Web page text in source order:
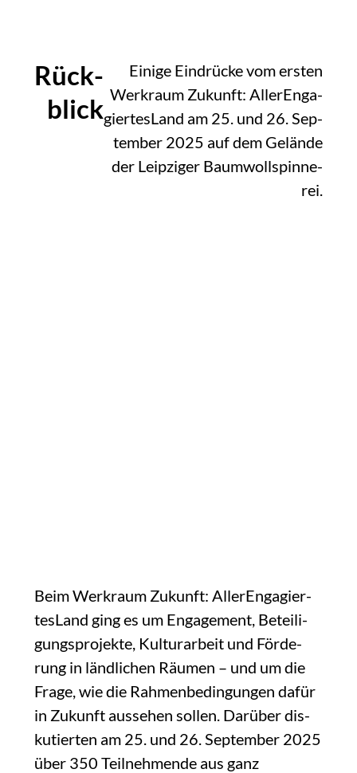
Rück­
blick
Eini­ge Ein­drü­cke vom ers­ten
Werk­raum Zukunft: Aller­En­ga­
gier­tes­Land am 25. und 26. Sep­
tem­ber 2025 auf dem Gelän­de
der Leip­zi­ger Baum­woll­spin­ne­
rei.
Beim Werk­raum Zukunft: Aller­En­ga­gier­
tes­Land ging es um Enga­ge­ment, Betei­li­
gungs­pro­jek­te, Kul­tur­ar­beit und För­de­
rung in länd­li­chen Räu­men – und um die
Fra­ge, wie die Rah­men­be­din­gun­gen dafür
in Zukunft aus­se­hen sol­len. Dar­über dis­
ku­tier­ten am 25. und 26. Sep­tem­ber 2025
über 350 Teil­neh­men­de aus ganz